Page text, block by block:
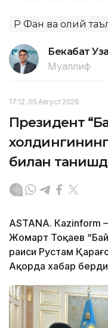
ҚР Фан ва олий
Бекабат
Муаллиф
17:12, 05 Август 2026
Президент
билан
ASTANА. Каzinform
Жомарт Тоқаев
раиси Рустам
Ақорда хабар